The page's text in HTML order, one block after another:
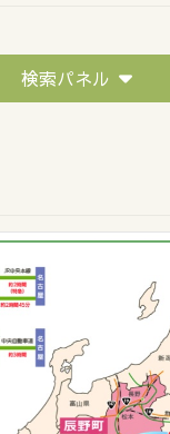
イベントレポート
ント
検索パネル